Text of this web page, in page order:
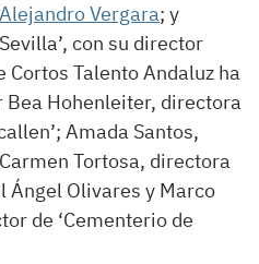
Vergara; y
con su director
Cortos Talento Andaluz ha
Hohenleiter, directora
Amada Santos,
Tortosa, directora
Ángel Olivares y Marco
de ‘Cementerio de